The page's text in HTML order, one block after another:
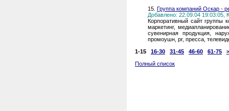
15. Группа компаний Оскар -
Добавлено: 22.09.04 19:03:05,
Корпоративный сайт группы
маркетинг,
сувенирная продукция,
промоушн, pr, пресса,
1-15
16-30 31-45 46-60 61-75
Полный список